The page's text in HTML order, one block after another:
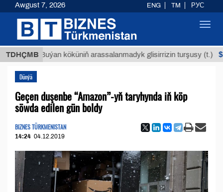
TDHÇMB
Buýan köküniň arassalanmadyk glisirrizin turşusy (t.)
Dünýä
Geçen duşenbe “Amazon”-yň taryhynda iň köp
söwda edilen gün boldy
BIZNES TÜRKMENISTAN
14:24 04.12.2019
Awgust 7, 2026 ENG TM РУС